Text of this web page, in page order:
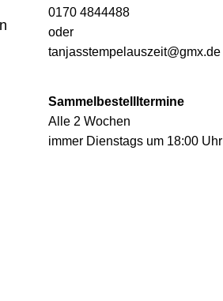
0170 4844488
oder
tanjasstempelauszeit@gmx.de
Sammelbestellltermine
Alle 2 Wochen
immer Dienstags um 18:00 Uhr